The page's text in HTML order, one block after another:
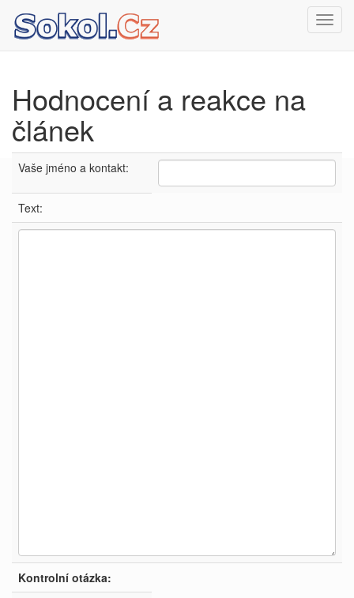
Hodnocení a reakce na
článek
Vaše jméno a kontakt:
Text:
Kontrolní otázka: